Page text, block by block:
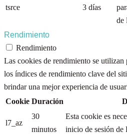
tsrce 3 días
de
Rendimiento
Rendimiento
Las cookies de rendimiento se utilizan
los índices de rendimiento clave del
brindar una mejor experiencia de
Cookie Duración
l7_az
30
minutos
Esta cookie es
inicio de sesión de